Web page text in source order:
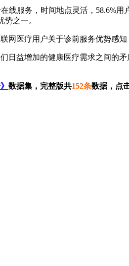
服务，时间地点灵活，58.6%
之一。
益增加的健康医疗需求之间的
数据集，完整版共152条数据，点